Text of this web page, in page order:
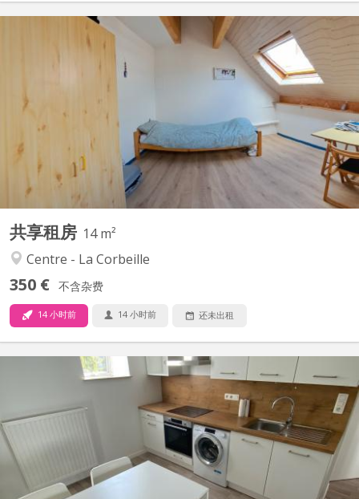
共享租房 14 m²
Centre - La Corbeille
350 € 不含杂费
14 小时前 14 小时前 还未出租
KN 3396
2 chambres disponibles dans un communautaire, charges
comprises, location 12/10 mois , lumineux, coté jardin, au calme
, propice à l’étude, dans le centre de Namur Grand comu, cuisine,
wc, douche, à 7 min a pieds de la gare et des facultés. PAS DE
DOMICILIATION
KN 5905
Appartement pour 2 étudiant(e)s, entièrement rénové, composé
de 2 chambres, salon, cuisine (incluant taque de cuisson, four,
frigo, congélateur et emplacement lave linge), WC suspendu,
salle de douche avec lavabo, meubles, accès direct cour/jardin,
emplacement parking fermé privatif en option,...